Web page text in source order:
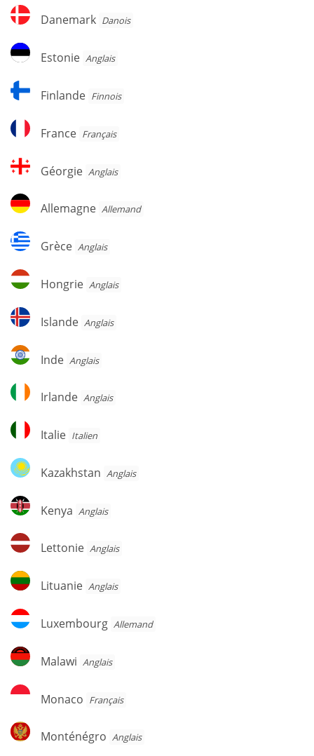
Danemark
Danemark Danois
Estonie
Estonie Anglais
Finlande
Finlande Finnois
France
France Français
Géorgie
Géorgie Anglais
Allemagne
Allemagne Allemand
Grèce
Grèce Anglais
Hongrie
Hongrie Anglais
Islande
Islande Anglais
Inde
Inde Anglais
Irlande
Irlande Anglais
Italie
Italie Italien
Kazakhstan
Kazakhstan Anglais
Kenya
Kenya Anglais
Lettonie
Lettonie Anglais
Lituanie
Lituanie Anglais
Luxembourg
Luxembourg Allemand
Malawi
Malawi Anglais
Monaco
Monaco Français
Monténégro
Monténégro Anglais